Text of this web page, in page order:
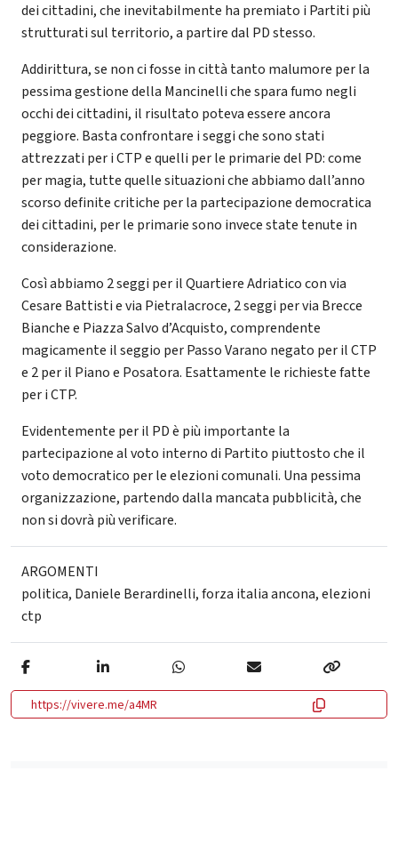
dei cittadini, che inevitabilmente ha premiato i Partiti più
strutturati sul territorio, a partire dal PD stesso.
Addirittura, se non ci fosse in città tanto malumore per la
pessima gestione della Mancinelli che spara fumo negli
occhi dei cittadini, il risultato poteva essere ancora
peggiore. Basta confrontare i seggi che sono stati
attrezzati per i CTP e quelli per le primarie del PD: come
per magia, tutte quelle situazioni che abbiamo dall’anno
scorso definite critiche per la partecipazione democratica
dei cittadini, per le primarie sono invece state tenute in
considerazione.
Così abbiamo 2 seggi per il Quartiere Adriatico con via
Cesare Battisti e via Pietralacroce, 2 seggi per via Brecce
Bianche e Piazza Salvo d’Acquisto, comprendente
magicamente il seggio per Passo Varano negato per il CTP
e 2 per il Piano e Posatora. Esattamente le richieste fatte
per i CTP.
Evidentemente per il PD è più importante la
partecipazione al voto interno di Partito piuttosto che il
voto democratico per le elezioni comunali. Una pessima
organizzazione, partendo dalla mancata pubblicità, che
non si dovrà più verificare.
ARGOMENTI
politica, Daniele Berardinelli,forza italia ancona,elezioni
ctp
https://vivere.me/a4MR